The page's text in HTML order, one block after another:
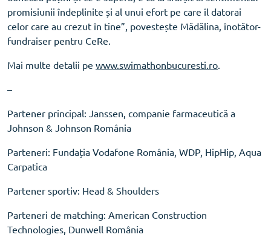
promisiunii îndeplinite și al unui efort pe care îl datorai
celor care au crezut în tine”, povestește Mădălina, înotător-
fundraiser pentru CeRe.
Mai multe detalii pe www.swimathonbucuresti.ro.
–
Partener principal: Janssen, companie farmaceutică a
Johnson & Johnson România
Parteneri: Fundația Vodafone România, WDP, HipHip, Aqua
Carpatica
Partener sportiv: Head & Shoulders
Parteneri de matching: American Construction
Technologies, Dunwell România